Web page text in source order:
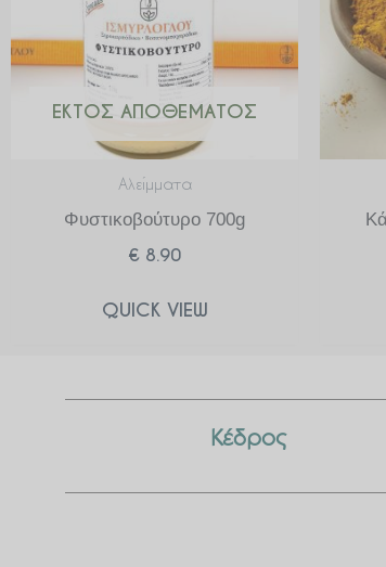
ΕΚΤΌΣ ΑΠΟΘΈΜΑΤΟΣ
Αλείμματα
Φυστικοβούτυρο 700g
€ 8.90
QUICK VIEW
Κέδρος